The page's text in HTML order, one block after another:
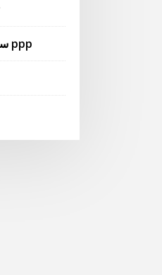
سعر الصرف الفعلي الحقيقي مقابل ppp